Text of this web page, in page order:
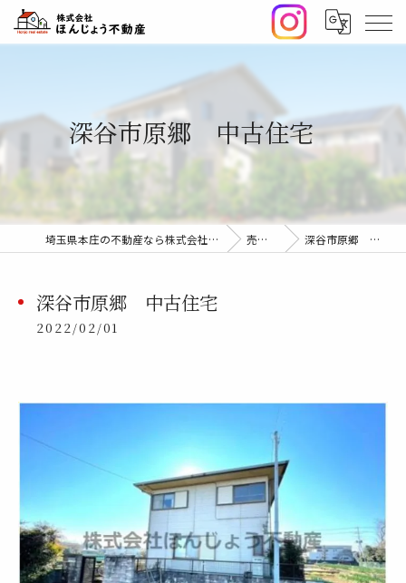
深谷市原郷 中古住宅
埼玉県本庄の不動産なら株式会社ほんじょう不動産 売却事例 深谷市原郷 中古住宅
深谷市原郷 中古住宅
2022/02/01